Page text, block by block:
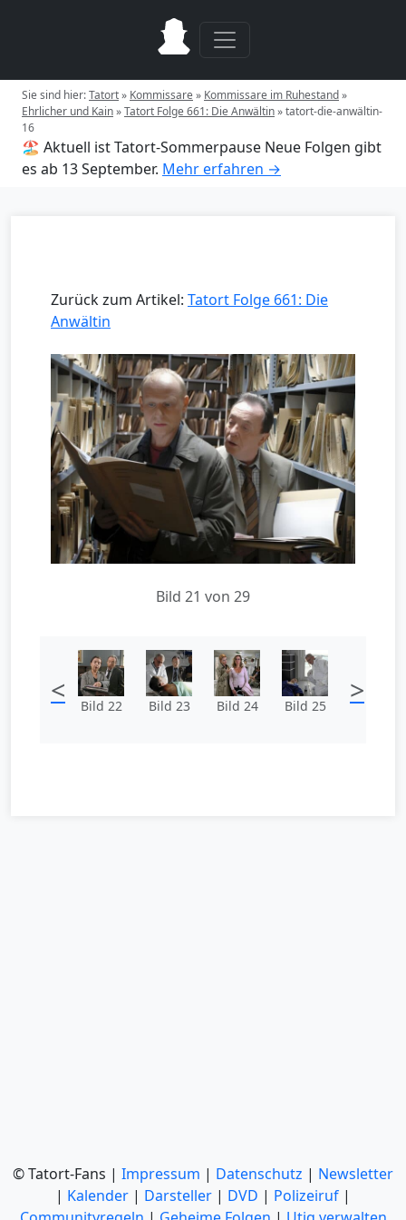
Sie sind hier:Tatort» Kommissare» Kommissare im Ruhestand»
Ehrlicher und Kain»Tatort Folge 661: Die Anwältin»tatort-die-anwältin-
16
🏖️ Aktuell ist Tatort-Sommerpause Neue Folgen gibt
es ab 13 September. Mehr erfahren →
Zurück zum Artikel: Tatort Folge 661: Die
Anwältin
Bild 21 von 29
< Bild 22 Bild 23 Bild 24 Bild 25 >
© Tatort-Fans | Impressum | Datenschutz | Newsletter
| Kalender | Darsteller | DVD | Polizeiruf |